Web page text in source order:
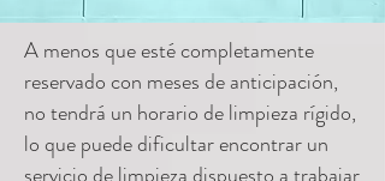
A menos que esté completamente
reservado con meses de anticipación,
no tendrá un horario de limpieza rígido,
lo que puede dificultar encontrar un